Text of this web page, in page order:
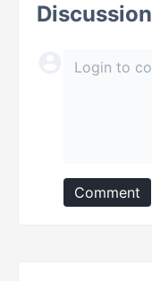
Discussion
Comment